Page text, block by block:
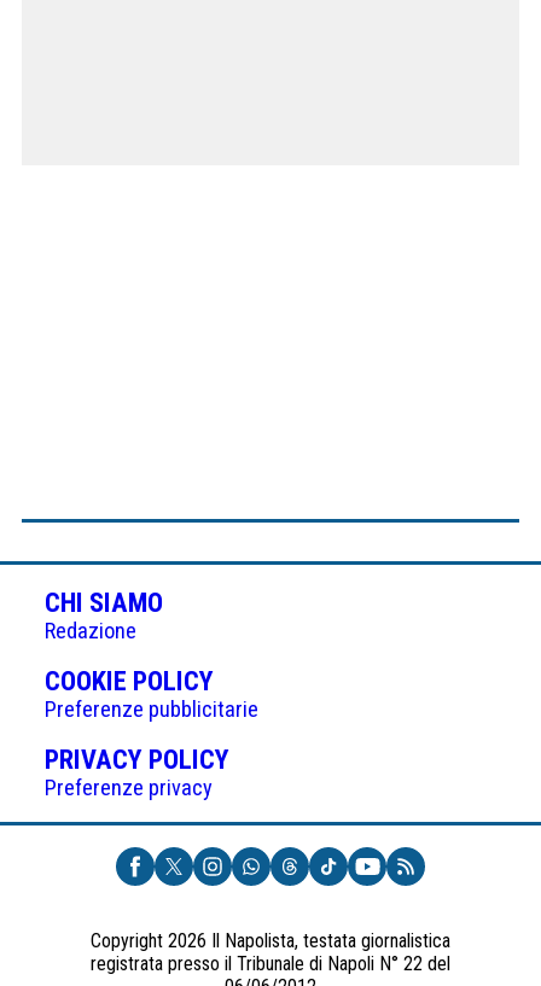
CHI SIAMO
Redazione
COOKIE POLICY(APRE
IN
UNA
NUOVA
Preferenze pubblicitarie
PRIVACY POLICY(APRE
UNA
NUOVA
SCHEDA)
Preferenze privacy
Copyright 2026 Il Napolista, testata giornalistica
registrata presso il Tribunale di Napoli N° 22 del